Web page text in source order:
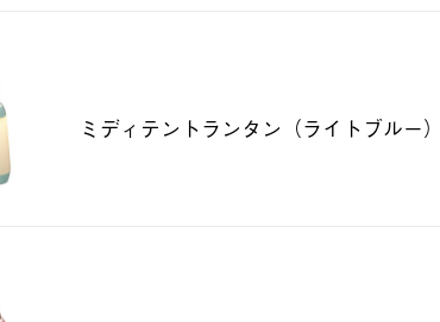
ミディテントランタン（ライトブルー）